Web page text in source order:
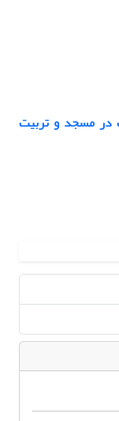
در مسجد و تربیت